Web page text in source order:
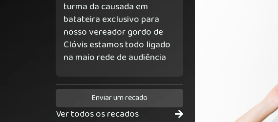
turma da causada em
batateira exclusivo para
nosso vereador gordo de
Clóvis estamos todo ligado
na maio rede de audiência
Enviar um recado
Ver todos os recados